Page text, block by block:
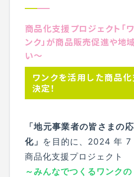
商品化支援プロジェクト「
ンク」が商品販売促進や地
い～
ワンクを活用した商品
決定！
「地元事業者の皆さまの
化」 を目的に、2024 年 7
商品化支援プロジェクト
～みんなでつくるワンク